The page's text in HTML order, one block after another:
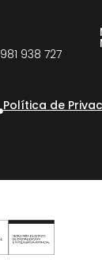
981 938 727
Política de